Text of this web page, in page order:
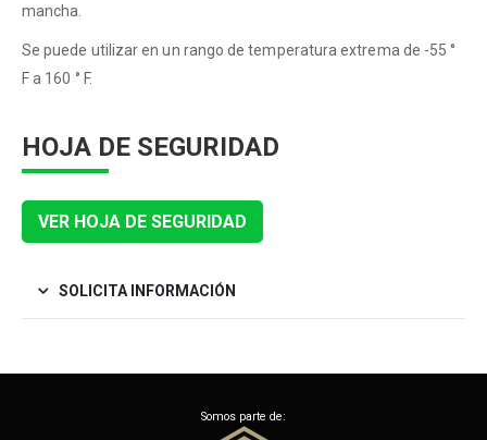
mancha.
Se puede utilizar en un rango de temperatura extrema de -55 °
F a 160 ° F.
HOJA DE SEGURIDAD
VER HOJA DE SEGURIDAD
SOLICITA INFORMACIÓN
Somos parte de: